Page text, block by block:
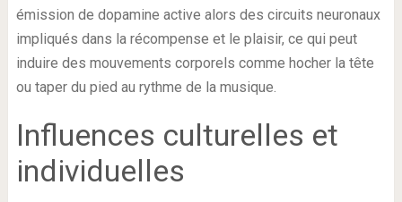
émission de dopamine active alors des circuits neuronaux
impliqués dans la récompense et le plaisir, ce qui peut
induire des mouvements corporels comme hocher la tête
ou taper du pied au rythme de la musique.
Influences culturelles et
individuelles